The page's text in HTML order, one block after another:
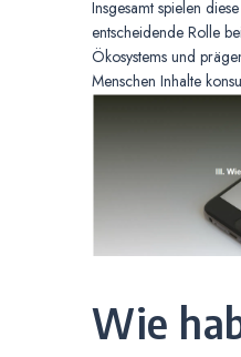
Insgesamt spielen
entscheidende Rolle
Ökosystems und
Menschen Inhalte
Wie